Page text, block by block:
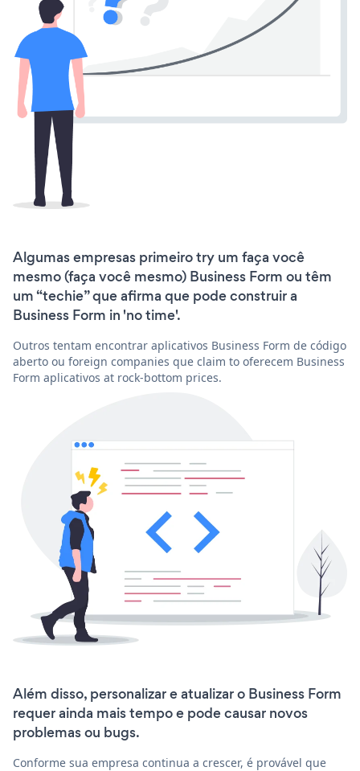
Algumas empresas primeiro try um faça você
mesmo (faça você mesmo) Business Form ou têm
um “techie” que afirma que pode construir a
Business Form in 'no time'.
Outros tentam encontrar aplicativos Business Form de código
aberto ou foreign companies que claim to oferecem Business
Form aplicativos at rock-bottom prices.
Além disso, personalizar e atualizar o Business Form
requer ainda mais tempo e pode causar novos
problemas ou bugs.
Conforme sua empresa continua a crescer, é provável que